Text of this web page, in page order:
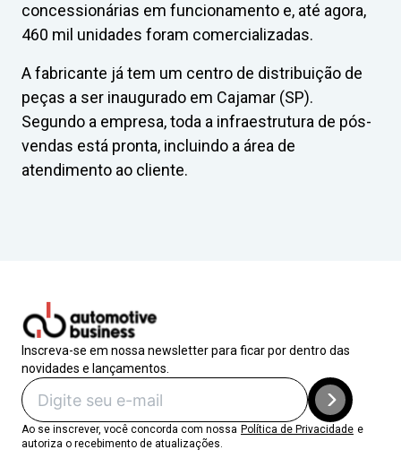
concessionárias em funcionamento e, até agora,
460 mil unidades foram comercializadas.
A fabricante já tem um centro de distribuição de
peças a ser inaugurado em Cajamar (SP).
Segundo a empresa, toda a infraestrutura de pós-
vendas está pronta, incluindo a área de
atendimento ao cliente.
Inscreva-se em nossa newsletter para ficar por dentro das
novidades e lançamentos.
Ao se inscrever, você concorda com nossa Política de Privacidade e
autoriza o recebimento de atualizações.